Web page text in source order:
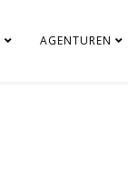
AGENTUREN